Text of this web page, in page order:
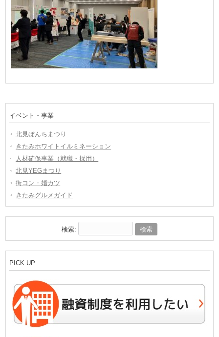
イベント・事業
北見ぼんちまつり
きたみホワイトイルミネーション
人材確保事業（就職・採用）
北見YEGまつり
街コン・婚カツ
きたみグルメガイド
検索:
PICK UP